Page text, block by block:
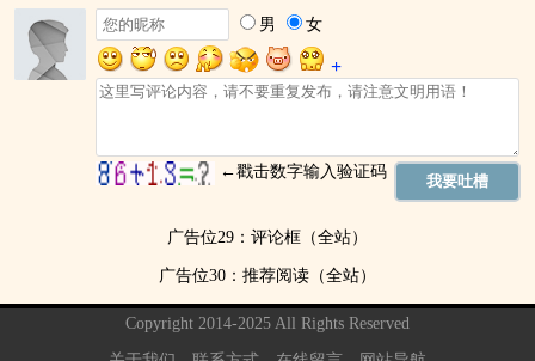
广告位29：评论框（全站）
广告位30：推荐阅读（全站）
Copyright 2014-2025 All Rights Reserved